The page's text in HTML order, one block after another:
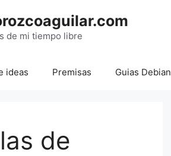
de mi tiempo libre
ideas Premisas Guias Debian
de